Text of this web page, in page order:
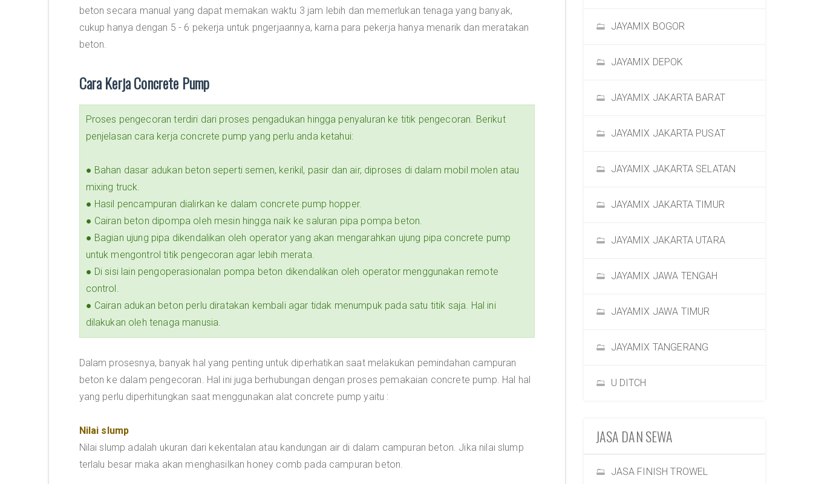
beton secara manual yang dapat memakan waktu 3 jam lebih dan memerlukan tenaga yang banyak,
cukup hanya dengan 5 - 6 pekerja untuk pngerjaannya, karna para pekerja hanya menarik dan meratakan
beton.
Cara Kerja Concrete Pump
Proses pengecoran terdiri dari proses pengadukan hingga penyaluran ke titik pengecoran. Berikut
penjelasan cara kerja concrete pump yang perlu anda ketahui:
● Bahan dasar adukan beton seperti semen, kerikil, pasir dan air, diproses di dalam mobil molen atau
mixing truck.
● Hasil pencampuran dialirkan ke dalam concrete pump hopper.
● Cairan beton dipompa oleh mesin hingga naik ke saluran pipa pompa beton.
● Bagian ujung pipa dikendalikan oleh operator yang akan mengarahkan ujung pipa concrete pump
untuk mengontrol titik pengecoran agar lebih merata.
● Di sisi lain pengoperasionalan pompa beton dikendalikan oleh operator menggunakan remote
control.
● Cairan adukan beton perlu diratakan kembali agar tidak menumpuk pada satu titik saja. Hal ini
dilakukan oleh tenaga manusia.
Dalam prosesnya, banyak hal yang penting untuk diperhatikan saat melakukan pemindahan campuran
beton ke dalam pengecoran. Hal ini juga berhubungan dengan proses pemakaian concrete pump. Hal hal
yang perlu diperhitungkan saat menggunakan alat concrete pump yaitu :
Nilai slump
Nilai slump adalah ukuran dari kekentalan atau kandungan air di dalam campuran beton. Jika nilai slump
terlalu besar maka akan menghasilkan honey comb pada campuran beton.
JAYAMIX BOGOR
JAYAMIX DEPOK
JAYAMIX JAKARTA BARAT
JAYAMIX JAKARTA PUSAT
JAYAMIX JAKARTA SELATAN
JAYAMIX JAKARTA TIMUR
JAYAMIX JAKARTA UTARA
JAYAMIX JAWA TENGAH
JAYAMIX JAWA TIMUR
JAYAMIX TANGERANG
U DITCH
JASA DAN SEWA
JASA FINISH TROWEL